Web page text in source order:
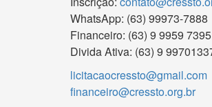
WhatsApp: (63) 99973-7888
Financeiro: (63) 9 9959 7395
Divida Ativa: (63) 9
licitacaocressto@gmail.com
financeiro@cressto.org.br